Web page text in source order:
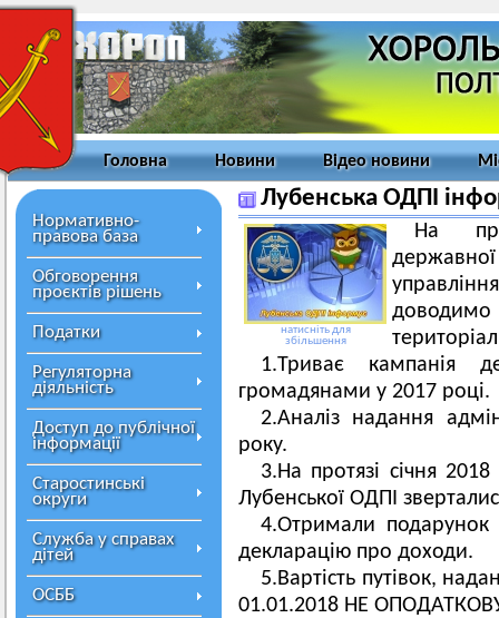
Головна Новини Відео новини
Нормативно-
правова база
Обговорення
проєктів рішень
Податки
Регуляторна
діяльність
Доступ до публічної
інформації
Старостинські
округи
Служба у справах
дітей
ОСББ
Лубенська ОДПІ
натисніть для
збільшення
На
доводимо
1.Триває кампанія
громадянами у 2017 році.
2.Аналіз надання
року.
3.На протязі січня
Лубенської ОДПІ
4.Отримали
декларацію про доходи.
5.Вартість путівок,
01.01.2018 НЕ